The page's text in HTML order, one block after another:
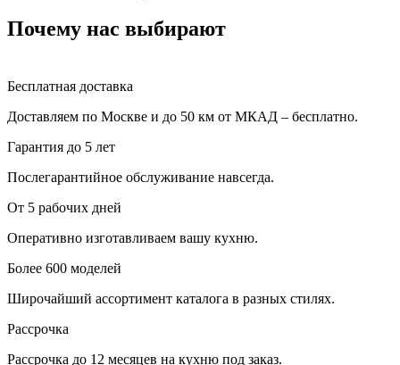
Почему нас выбирают
Бесплатная доставка
Доставляем по Москве и до 50 км от МКАД – бесплатно.
Гарантия до 5 лет
Послегарантийное обслуживание навсегда.
От 5 рабочих дней
Оперативно изготавливаем вашу кухню.
Более 600 моделей
Широчайший ассортимент каталога в разных стилях.
Рассрочка
Рассрочка до 12 месяцев на кухню под заказ.